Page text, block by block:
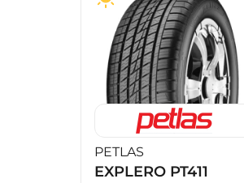
PETLAS
EXPLERO PT411